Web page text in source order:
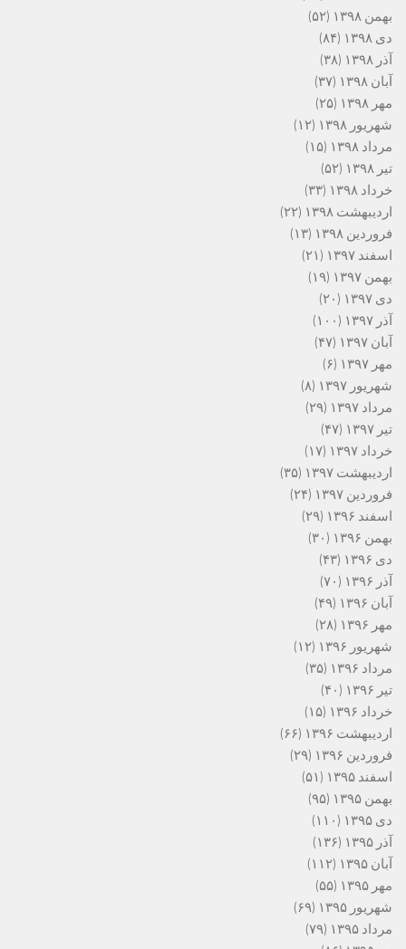
بهمن ۱۳۹۸
(۵۲)
دی ۱۳۹۸
(۸۴)
آذر ۱۳۹۸
(۳۸)
آبان ۱۳۹۸
(۳۷)
مهر ۱۳۹۸
(۲۵)
شهریور ۱۳۹۸
(۱۲)
مرداد ۱۳۹۸
(۱۵)
تیر ۱۳۹۸
(۵۲)
خرداد ۱۳۹۸
(۳۳)
اردیبهشت ۱۳۹۸
(۲۲)
فروردین ۱۳۹۸
(۱۳)
اسفند ۱۳۹۷
(۲۱)
بهمن ۱۳۹۷
(۱۹)
دی ۱۳۹۷
(۲۰)
آذر ۱۳۹۷
(۱۰۰)
آبان ۱۳۹۷
(۴۷)
مهر ۱۳۹۷
(۶)
شهریور ۱۳۹۷
(۸)
مرداد ۱۳۹۷
(۲۹)
تیر ۱۳۹۷
(۴۷)
خرداد ۱۳۹۷
(۱۷)
اردیبهشت ۱۳۹۷
(۳۵)
فروردین ۱۳۹۷
(۲۴)
اسفند ۱۳۹۶
(۲۹)
بهمن ۱۳۹۶
(۳۰)
دی ۱۳۹۶
(۴۳)
آذر ۱۳۹۶
(۷۰)
آبان ۱۳۹۶
(۴۹)
مهر ۱۳۹۶
(۲۸)
شهریور ۱۳۹۶
(۱۲)
مرداد ۱۳۹۶
(۳۵)
تیر ۱۳۹۶
(۴۰)
خرداد ۱۳۹۶
(۱۵)
اردیبهشت ۱۳۹۶
(۶۶)
فروردین ۱۳۹۶
(۲۹)
اسفند ۱۳۹۵
(۵۱)
بهمن ۱۳۹۵
(۹۵)
دی ۱۳۹۵
(۱۱۰)
آذر ۱۳۹۵
(۱۳۶)
آبان ۱۳۹۵
(۱۱۲)
مهر ۱۳۹۵
(۵۵)
شهریور ۱۳۹۵
(۶۹)
مرداد ۱۳۹۵
(۷۹)